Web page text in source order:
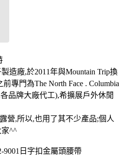
造廠,於2011年與Mountain Trip換
專門為The North Face . Columbia
品牌大廠代工),希擴展戶外休閒
營,所以,也用了其不少產品;個人
家^^
日字扣金屬頭腰帶